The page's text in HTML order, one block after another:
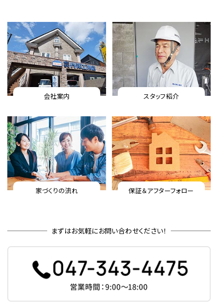
会社案内 スタッフ紹介
家づくりの流れ 保証＆アフターフォロー
まずはお気軽にお問い合わせください！